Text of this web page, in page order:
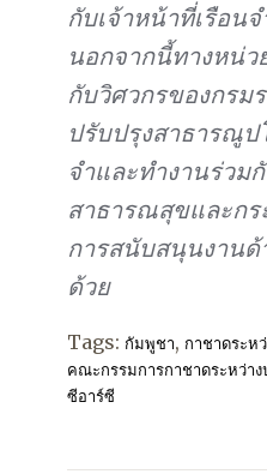
กับเจ้าหน้าที่เรือน
นอกจากนี้ทางหน่ว
กับวิศวกรของกร
ปรับปรุงสาธารณู
จำและทำงานร่วม
สาธารณสุขและกร
การสนับสนุนงาน
ด้วย
Tags: กัมพูชา, กาชาดระห
คณะกรรมการกาชาดระหว่าง
ซีอาร์ซี